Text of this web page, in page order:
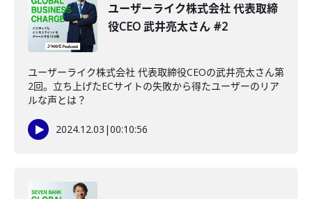
ユーザーライク株式会社 代表取締
役CEO 武井亮太さん #2
ユーザーライク株式会社 代表取締役CEOの武井亮太さん第
2回。立ち上げたECサイトの失敗から得たユーザーのリア
ルな声とは？
2024.12.03 |00:10:56